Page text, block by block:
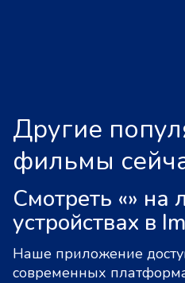
Другие
фильмы
Смотреть «» на
устройствах в
Наше приложение
современных